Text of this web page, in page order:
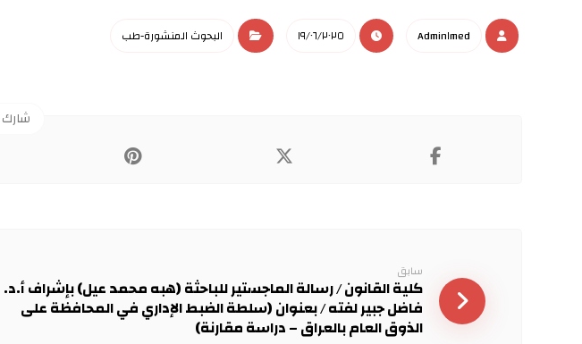
Admin١med ١٩/٠٦/٢٠٢٥ البحوث المنشورة-طب
سابق
كلية القانون / رسالة الماجستير للباحثة (هبه محمد عيل) بإشراف أ.د.
فاضل جبير لفته / بعنوان (سلطة الضبط الإداري في المحافظة على
الذوق العام بالعراق – دراسة مقارنة)